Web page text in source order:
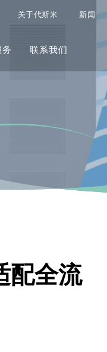
关于代斯米 新闻
务 联系我们
配全流